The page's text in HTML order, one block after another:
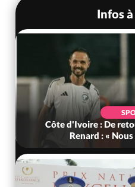
Infos
Côte d'Ivoire : De
Renard : «